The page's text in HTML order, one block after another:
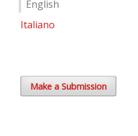
English
Italiano
Make a Submission